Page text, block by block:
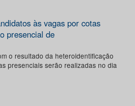
às vagas por cotas
presencial de
o resultado da heteroidentificação
presenciais serão realizadas no dia